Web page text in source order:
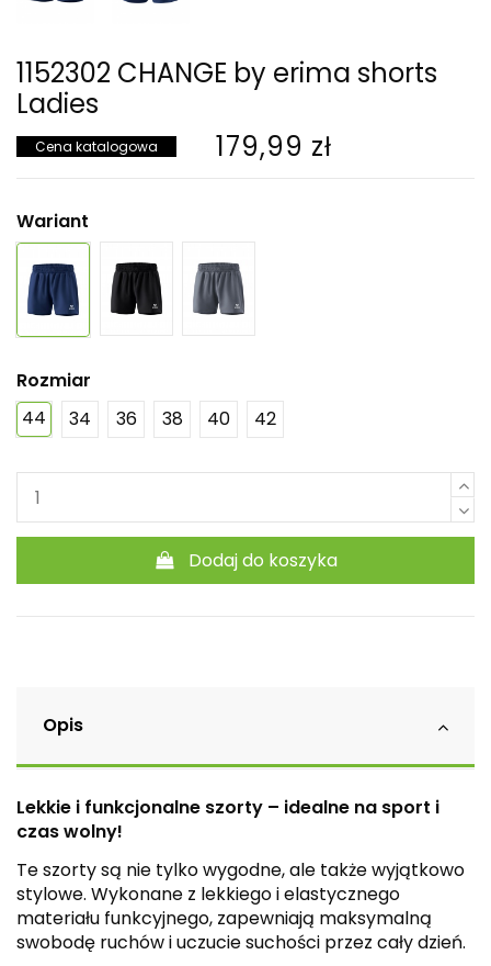
1152302 CHANGE by erima shorts
Ladies
Cena katalogowa 179,99 zł
Wariant
Rozmiar
44
34 36 38 40 42
Dodaj do koszyka
Opis
Lekkie i funkcjonalne szorty – idealne na sport i
czas wolny!
Te szorty są nie tylko wygodne, ale także wyjątkowo
stylowe. Wykonane z lekkiego i elastycznego
materiału funkcyjnego, zapewniają maksymalną
swobodę ruchów i uczucie suchości przez cały dzień.